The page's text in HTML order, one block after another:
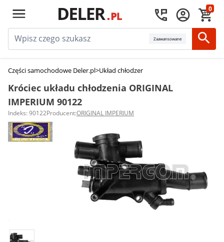
0
Zaawansowane
Części samochodowe Deler.pl>Układ chłodzenia silnika
Króciec układu chłodzenia ORIGINAL
IMPERIUM 90122
Indeks: 90122Producent:ORIGINAL IMPERIUM